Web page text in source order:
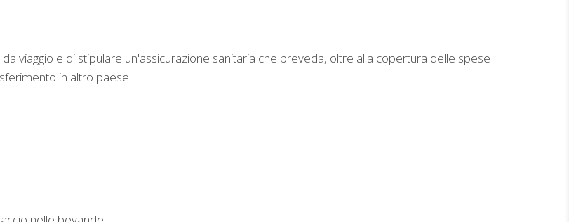
viaggio e di stipulare un'assicurazione sanitaria che preveda, oltre alla copertura delle spese
in altro paese.